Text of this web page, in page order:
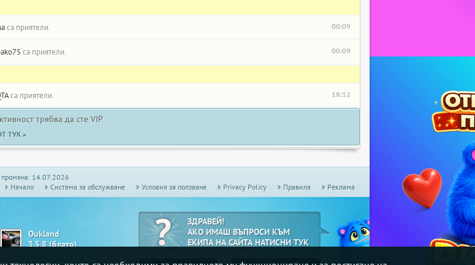
са приятели. 00:09
са приятели. 00:09
са приятели. 18:12
трябва да сте VIP
ТУК »
промяна: 14.07.2026
Начало
Системa за обслужване Условия за ползване Privacy Policy Правила Реклама
Oukland
3.5.8 (блато)
ЗДРАВЕЙ!
АКО ИМАШ ВЪПРОСИ КЪМ
ЕКИПА НА САЙТА НАТИСНИ ТУК